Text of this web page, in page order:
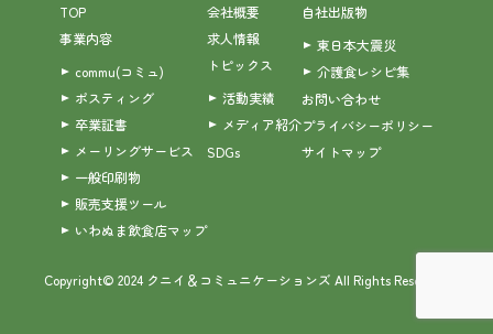
TOP
事業内容
commu(コミュ)
ポスティング
卒業証書
メーリングサービス
一般印刷物
販売支援ツール
いわぬま飲食店マップ
会社概要
求人情報
トピックス
活動実績
メディア紹介
SDGs
自社出版物
東日本大震災
介護食レシピ集
お問い合わせ
プライバシーポリシー
サイトマップ
Copyright© 2024 クニイ＆コミュニケーションズ All Rights Reserved.